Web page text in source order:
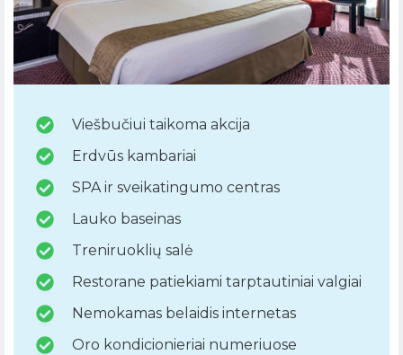
Viešbučiui taikoma akcija
Erdvūs kambariai
SPA ir sveikatingumo centras
Lauko baseinas
Treniruoklių salė
Restorane patiekiami tarptautiniai valgiai
Nemokamas belaidis internetas
Oro kondicionieriai numeriuose